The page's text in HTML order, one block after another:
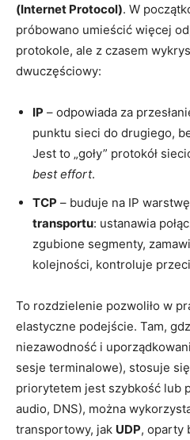
(Internet Protocol). W
próbowano umieścić więcej
protokole, ale z czasem
dwuczęściowy:
IP – odpowiada za
punktu sieci do drugiego,
Jest to „goły” protokół
best effort.
TCP – buduje na IP warstwę
transportu: ustanawia
zgubione segmenty,
kolejności, kontroluje
To rozdzielenie pozwoliło w
elastyczne podejście. Tam,
niezawodność i
sesje terminalowe), stosuje
priorytetem jest szybkość lub
audio, DNS), można
transportowy, jak UDP, oparty